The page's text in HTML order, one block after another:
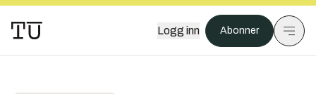
Logg inn Abonner